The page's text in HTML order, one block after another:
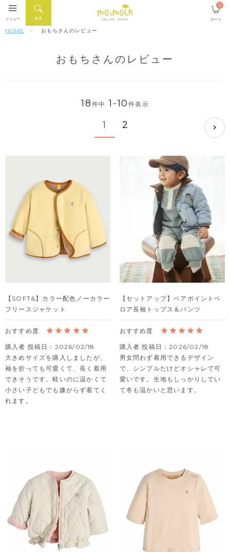
ONLINE STORE
検索
メニュー カート
0
HOME おもちさんのレビュー
おもちさんのレビュー
18 件中 1 -10件表示
1 2
【SOFT&】カラー配色ノーカラー
フリースジャケット
購入者 投稿日
2026/02/18
大きめサイズを購入しましたが、
袖を折っても可愛くて、長く着用
できそうです。軽いのに温かくて
小さい子どもでも嫌がらず着てく
れます。
【セットアップ】ベアポイントベ
ロア長袖トップス＆パンツ
購入者 投稿日
2026/02/18
男女問わず着用できるデザイン
で、シンプルだけどオシャレで可
愛いです。生地もしっかりしてい
て冬も温かいと思います。